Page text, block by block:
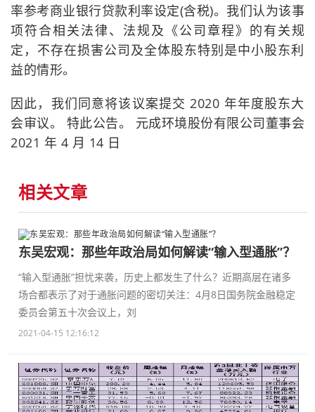
率参考商业银行贷款利率设定(含税)。我们认为该事
项符合相关法律、法规及《公司章程》的有关规
定，不存在损害公司及全体股东特别是中小股东利
益的情形。
因此，我们同意将该议案提交 2020 年年度股东大
会审议。 特此公告。 元成环境股份有限公司董事会
2021 年 4 月 14 日
相关文章
东吴宏观：那些年政治局如何解读“输入型通胀”？
“输入型通胀”担忧来袭，历史上都发生了什么？近期高层在诸多
场合都表示了对于通胀问题的密切关注：4月8日国务院金融稳定
委员会第五十次会议上，刘
2021-04-15 12:16:12